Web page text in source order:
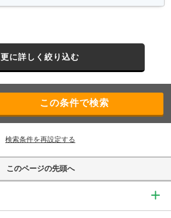
更に詳しく絞り込む
検索条件を再設定する
このページの先頭へ